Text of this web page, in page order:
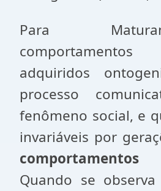
Para
adquiridos
processo
fenômeno social, e
invariáveis por
Quando se